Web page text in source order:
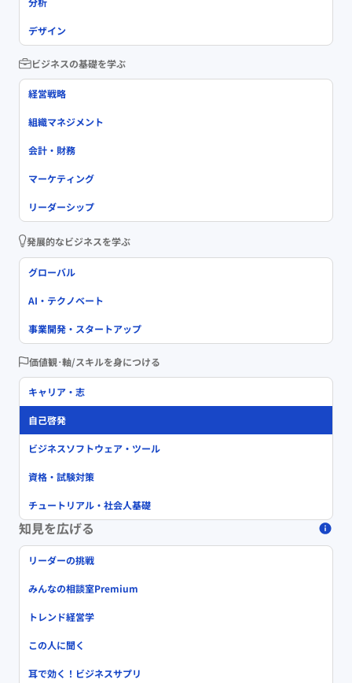
デザイン
ビジネスの基礎を学ぶ
経営戦略
組織マネジメント
会計・財務
マーケティング
リーダーシップ
発展的なビジネスを学ぶ
グローバル
AI・テクノベート
事業開発・スタートアップ
価値観･軸/スキルを身につける
キャリア・志
自己啓発
ビジネスソフトウェア・ツール
資格・試験対策
チュートリアル・社会人基礎
知見を広げる
リーダーの挑戦
みんなの相談室Premium
トレンド経営学
この人に聞く
耳で効く！ビジネスサプリ